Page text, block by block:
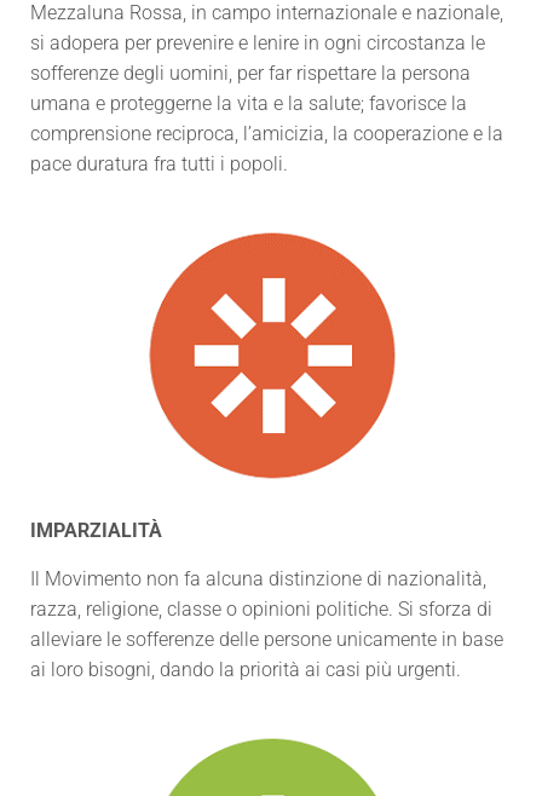
Mezzaluna Rossa, in campo internazionale e nazionale,
si adopera per prevenire e lenire in ogni circostanza le
sofferenze degli uomini, per far rispettare la persona
umana e proteggerne la vita e la salute; favorisce la
comprensione reciproca, l’amicizia, la cooperazione e la
pace duratura fra tutti i popoli.
IMPARZIALITÀ
Il Movimento non fa alcuna distinzione di nazionalità,
razza, religione, classe o opinioni politiche. Si sforza di
alleviare le sofferenze delle persone unicamente in base
ai loro bisogni, dando la priorità ai casi più urgenti.